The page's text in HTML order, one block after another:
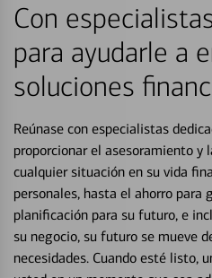
Con
para ayudarle a
soluciones
Reúnase con especialistas
proporcionar el asesoramiento y
cualquier situación en su vida
personales, hasta el ahorro para
planificación para su futuro, e
su negocio, su futuro se mueve
necesidades. Cuando esté listo,